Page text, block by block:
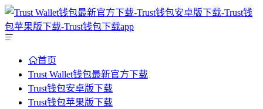
首页
Trust Wallet钱包最新官方下载
Trust钱包安卓版下载
Trust钱包苹果版下载